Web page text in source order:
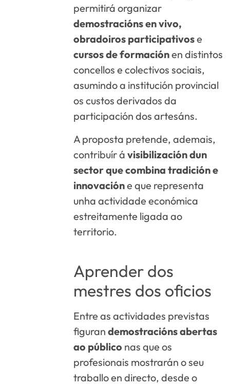
permitirá organizar
demostracións en vivo,
obradoiros participativose
cursos de formaciónen distintos
concellos e colectivos sociais,
asumindo a institución provincial
os custos derivados da
participación dos artesáns.
A proposta pretende, ademais,
contribuír ávisibilización dun
sector que combina tradición e
innovacióne que representa
unha actividade económica
estreitamente ligada ao
territorio.
Aprender dos
mestres dos oficios
Entre as actividades previstas
figurandemostracións abertas
ao público nas que os
profesionais mostrarán o seu
traballo en directo, desde o